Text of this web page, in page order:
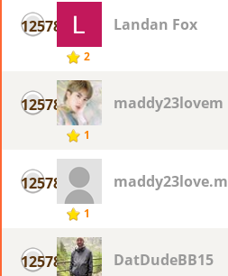
12578
2
Landan Fox
12578
1
maddy23lovem
12578
1
maddy23love.m
12578 DatDudeBB15